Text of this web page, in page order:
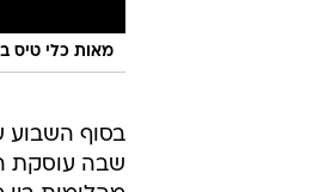
מאות כלי טיס
בסוף השבוע
שבה עוסקת